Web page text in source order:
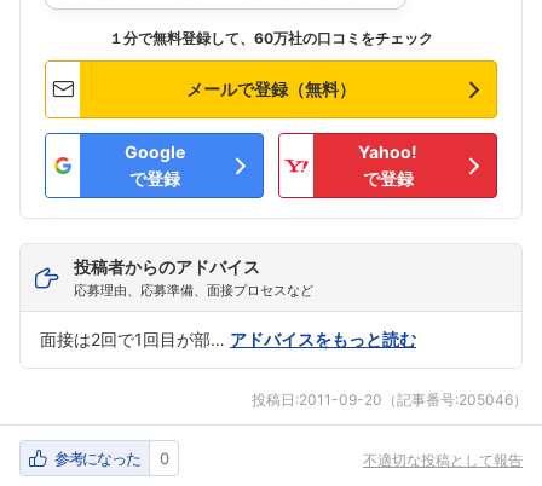
１分で無料登録して、60万社の口コミをチェック
メールで登録（無料）
Google
で登録
Yahoo!
で登録
投稿者からのアドバイス
応募理由、応募準備、面接プロセスなど
面接は2回で1回目が部… アドバイスをもっと読む
投稿日:2011-09-20 （記事番号:205046）
参考になった 0 不適切な投稿として報告